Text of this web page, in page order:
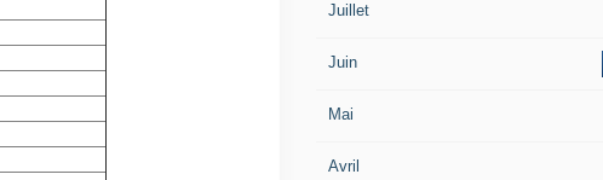
Juillet
Juin
Mai
Avril